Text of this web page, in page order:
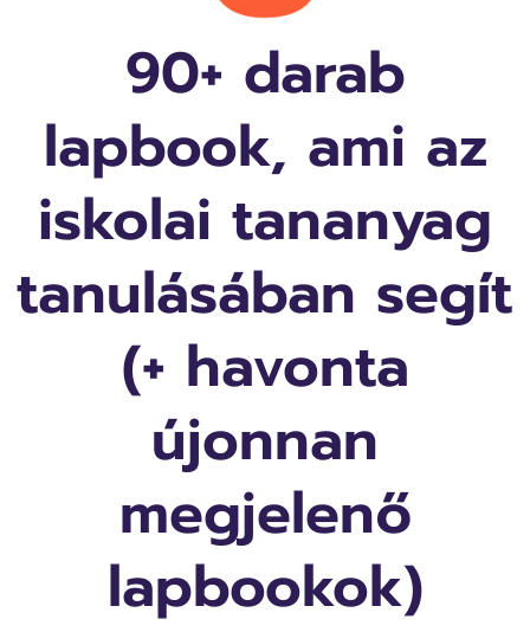
90+ darab
lapbook, ami az
iskolai tananyag
tanulásában segít
(+ havonta
újonnan
megjelenő
lapbookok)